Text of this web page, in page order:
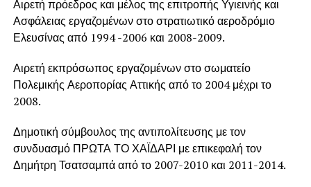
Αιρετή πρόεδρος και μέλος της επιτροπής Υγιεινής και
Ασφάλειας εργαζομένων στο στρατιωτικό αεροδρόμιο
Ελευσίνας από 1994 -2006 και 2008-2009.
Αιρετή εκπρόσωπος εργαζομένων στο σωματείο
Πολεμικής Αεροπορίας Αττικής από το 2004 μέχρι το
2008.
Δημοτική σύμβουλος της αντιπολίτευσης με τον
συνδυασμό ΠΡΩΤΑ ΤΟ ΧΑΪΔΑΡΙ με επικεφαλή τον
Δημήτρη Τσατσαμπά από το 2007-2010 και 2011-2014.